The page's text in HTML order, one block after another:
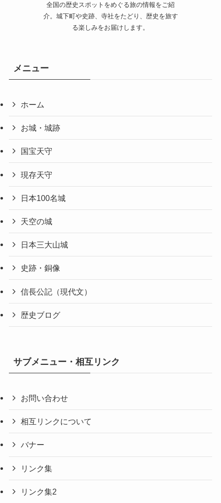
全国の歴史スポットをめぐる旅の情報をご紹
介。城下町や史跡、寺社をたどり、歴史を旅す
る楽しみをお届けします。
メニュー
ホーム
お城・城跡
国宝天守
現存天守
日本100名城
天空の城
日本三大山城
史跡・銅像
信長公記（現代文）
歴史ブログ
サブメニュー・相互リンク
お問い合わせ
相互リンクについて
バナー
リンク集
リンク集2